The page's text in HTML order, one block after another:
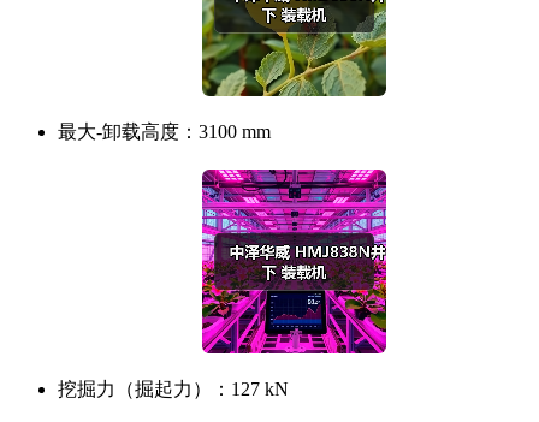
最大-卸载高度： 3100 mm
挖掘力（掘起力）： 127 kN